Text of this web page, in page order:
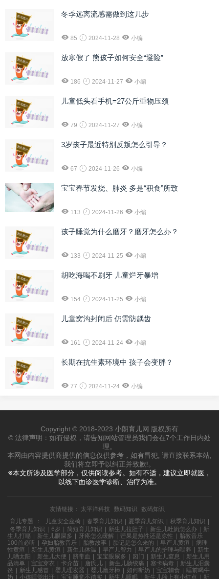
冬季远离流感需做到这几步
85 2024-11-28 小编
放寒假了 熊孩子如何安全“避险”
186 2024-11-27 小编
儿童低头看手机=27公斤重物压颈
79 2024-11-27 小编
3岁孩子最近特别反叛怎么引导？
67 2024-11-26 小编
宝宝春节发烧、肺炎 多是“积食”所致
113 2024-11-26 小编
孩子睡觉为什么磨牙？磨牙怎么办？
133 2024-11-25 小编
胡吃海喝不刷牙 儿童烂牙暴增
154 2024-11-25 小编
儿童窝沟封闭后 仍需防龋齿
161 2024-11-24 小编
长期在抗生素环境中 孩子会变胖？
77 2024-11-24 小编
Copyright © 2018-2023 小朗育儿网 版权所有
© 法律声明：如有侵权，请告知网站管理员我们会在7个工作日内处
理。
本网由内容提供商提供的信息仅供参考，如有冒犯, 请直接联系本站,
我们将立即予以纠正并致歉!。
※本文所涉及医学部分，仅供阅读参考。如有不适，建议立即就医，
以线下面诊医学诊断、治疗为准。
友情链接： 太平洋科技 数码知识
数码知识
育儿专题
： 儿童安全座椅 | 春季育儿知识 | 夏季育儿知识 | 秋季育儿知识 |
冬季育儿知识 | 6岁 | 简短育儿知识 | 新生儿拉肚子 | 新生儿吐奶怎么办 | 新
生儿打嗝 | 新生儿眼屎多 | 牙疼怎么缓解 | 芒果是热性还是凉性 | 胎教音乐
100首必听 | 孕妇胎教音乐 | 胎教故事 | 胎记是怎么来的 | 早产儿黄疸 | 病理
性黄疸 | 新生儿黄疸 | 新生儿体温 | 早产儿智力 | 早产儿的护理与喂养 | 新生
儿晒太阳 | 新生儿大便 | 脐带血 | 宝宝眼屎多 | 囟门 | 新生儿窒息 | 新生儿用
品清单 | 宝宝穿衣 | 卡介苗 | 唐氏儿 | 新生儿肠绞痛 | 寨卡病毒 | 新生儿泪囊
炎 | 新生儿感冒 | 婴儿理发器 | 婴儿磨牙棒 | 如何断奶 | 宝宝辅食 | 睡前喝牛
奶 | 小孩睡觉出汗 | 宝宝睡觉不踏实 | 新生儿睡眠 | 新生儿脸上有小红点 | 新